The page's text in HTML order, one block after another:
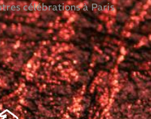
célébrations à Paris